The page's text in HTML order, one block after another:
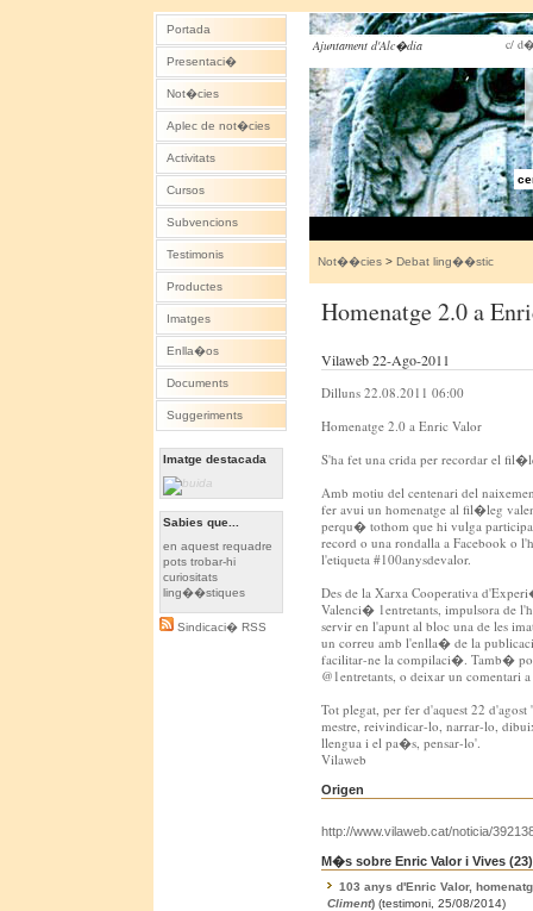
Portada
Presentaci�
Not�cies
Aplec de not�cies
Activitats
Cursos
Subvencions
Testimonis
Productes
Imatges
Enlla�os
Documents
Suggeriments
Imatge destacada
Sabies que...
en aquest requadre
pots trobar-hi
curiositats
ling��stiques
Sindicaci� RSS
Ajuntament d'Alc�dia c/
Not��cies > Debat ling��stic
Homenatge 2.0 a
Vilaweb 22-Ago-2011
Dilluns 22.08.2011 06:00
Homenatge 2.0 a Enric Valor
S'ha fet una crida per recordar el
Amb motiu del centenari del
fer avui un homenatge al fil�leg
perqu� tothom que hi vulga
record o una rondalla a Facebook o
l'etiqueta #100anysdevalor.
Des de la Xarxa Cooperativa
Valenci� 1entretants, impulsora de
servir en l'apunt al bloc una de les
un correu amb l'enlla� de la
facilitar-ne la compilaci�. Tamb�
@1entretants, o deixar un comentari
Tot plegat, per fer d'aquest 22
mestre, reivindicar-lo, narrar-lo,
llengua i el pa�s, pensar-lo'.
Vilaweb
Origen
http://www.vilaweb.cat/noticia/
M�s sobre Enric Valor i Vives (23)
103 anys d'Enric Valor,
Climent) (testimoni, 25/08/2014)